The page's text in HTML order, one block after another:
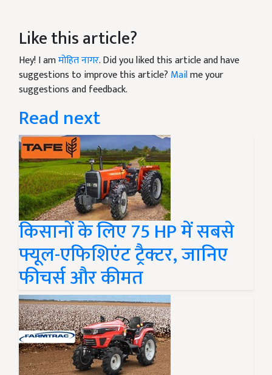
Like this article?
Hey! I amमोहित नागर. Did you liked this article and have
suggestions to improve this article? Mailme your
suggestions and feedback.
Read next
किसानों के लिए 75 HP में सबसे
फ्यूल-एफिशिएंट ट्रैक्टर, जानिए
फीचर्स और कीमत